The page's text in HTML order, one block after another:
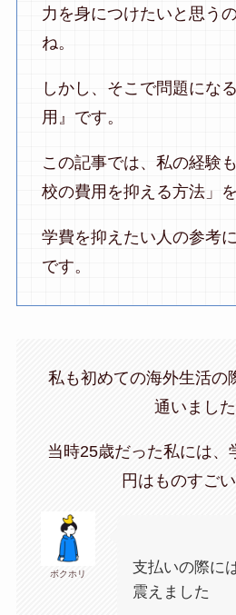
力を身につけたいと思う
ね。
しかし、そこで問題にな
用』です。
この記事では、私の経験
校の費用を抑える方法」
学費を抑えたい人の参考
です。
私も初めての海外生活の
通いました
当時25歳だった私には、
円はものすご
ボクホリ
支払いの際に
震えました